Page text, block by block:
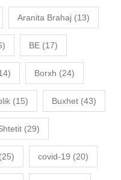
Aranita Brahaj (13)
BE (17)
Borxh (24)
(15) Buxhet (43)
(29)
(25) covid-19 (20)